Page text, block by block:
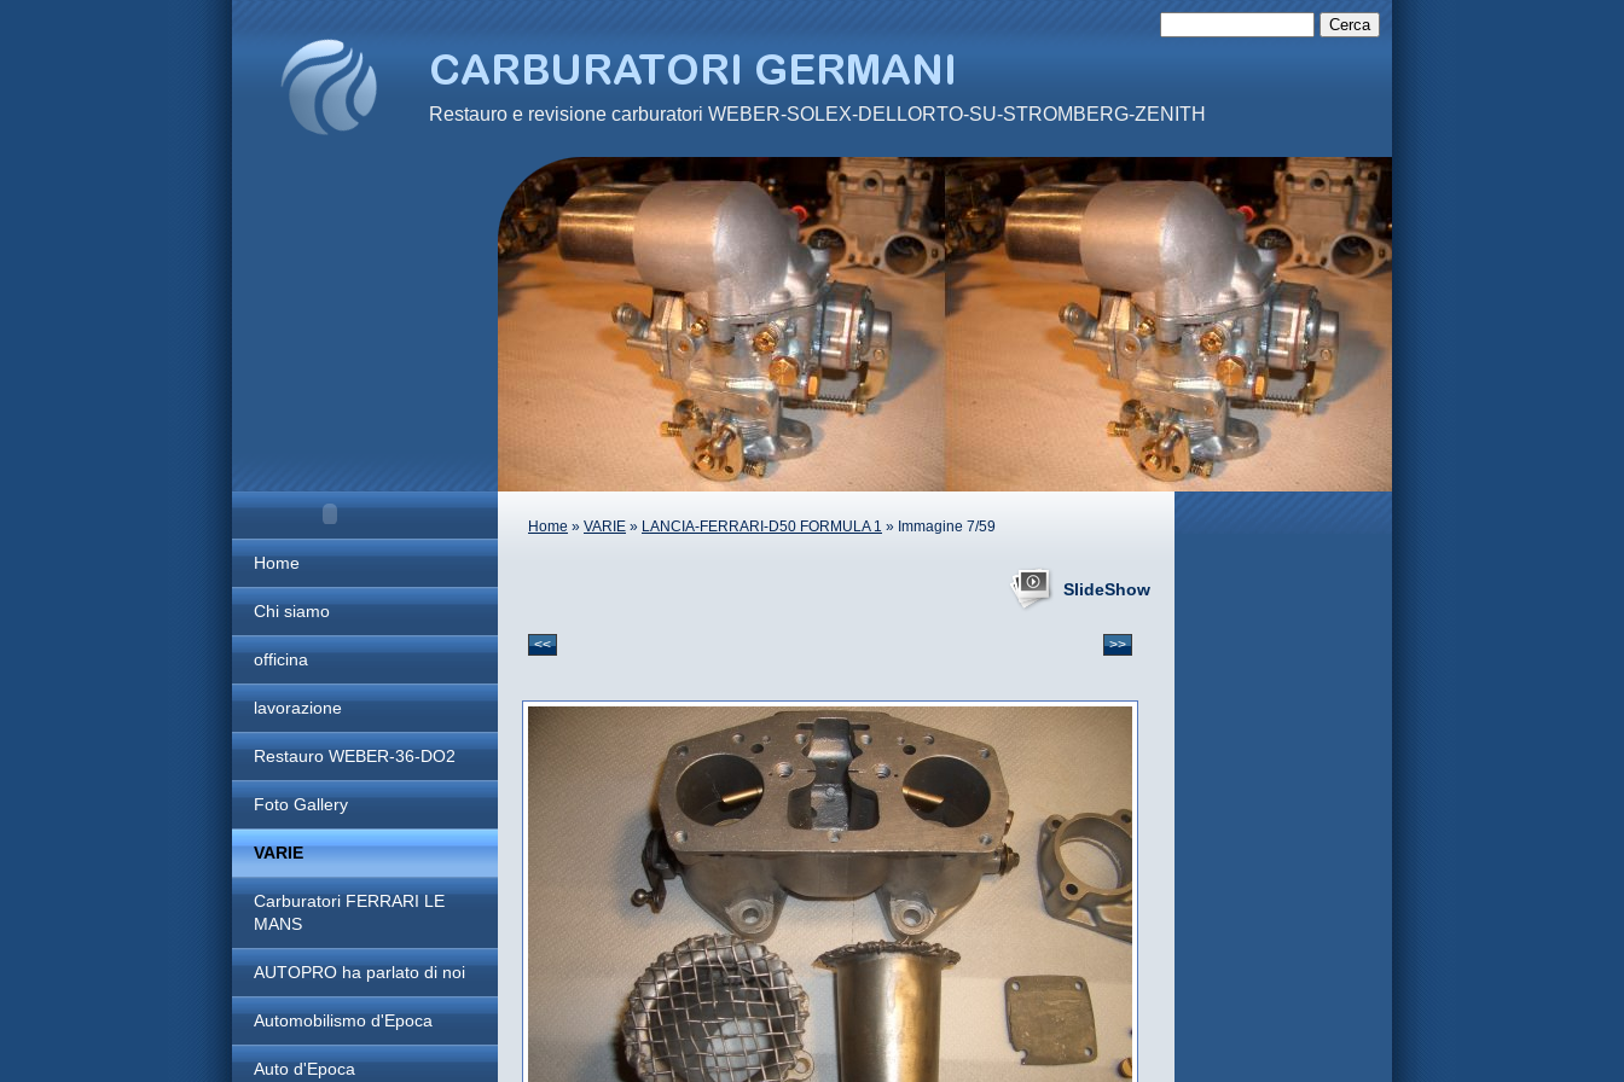
Restauro e revisione carburatori WEBER-SOLEX-DELLORTO-SU-STROMBERG-ZENITH
Home
Chi siamo
officina
lavorazione
Restauro WEBER-36-DO2
Foto Gallery
VARIE
Carburatori FERRARI LE
MANS
AUTOPRO ha parlato di noi
Automobilismo d'Epoca
Auto d'Epoca
Home » VARIE » LANCIA-FERRARI-D50 FORMULA 1 » Immagine 7/59
SlideShow
<< >>